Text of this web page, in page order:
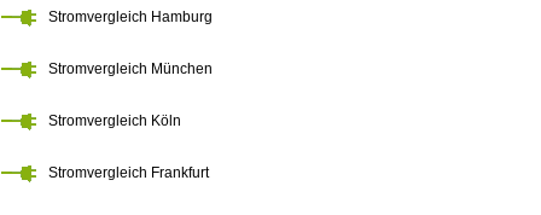
Stromvergleich Hamburg
Stromvergleich München
Stromvergleich Köln
Stromvergleich Frankfurt